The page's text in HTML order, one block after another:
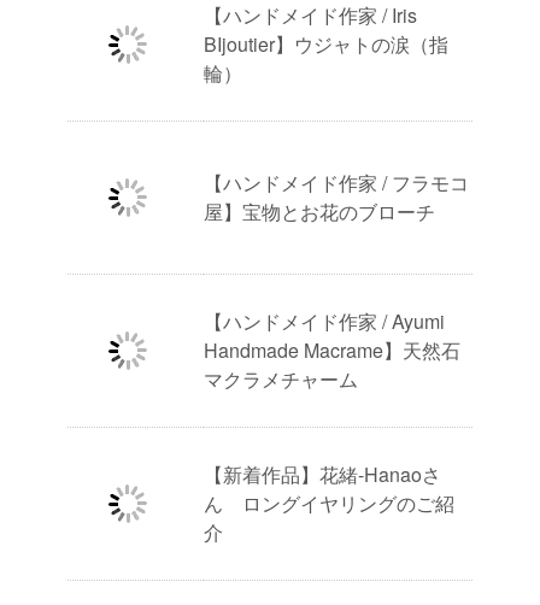
【ハンドメイド作家 / Iris
BIjoutier】ウジャトの涙（指
輪）
【ハンドメイド作家 / フラモコ
屋】宝物とお花のブローチ
【ハンドメイド作家 / Ayumi
Handmade Macrame】天然石
マクラメチャーム
【新着作品】花緒-Hanaoさ
ん ロングイヤリングのご紹
介